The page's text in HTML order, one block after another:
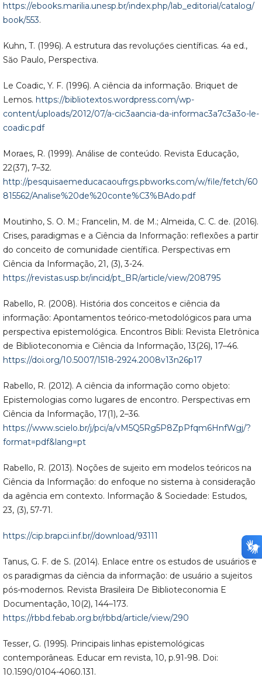
https://ebooks.marilia.unesp.br/index.php/lab_editorial/catalog/
book/553.
Kuhn, T. (1996). A estrutura das revoluçőes científicas. 4a ed.,
Săo Paulo, Perspectiva.
Le Coadic, Y. F. (1996). A ciência da informação. Briquet de
Lemos. https://bibliotextos.wordpress.com/wp-
content/uploads/2012/07/a-cic3aancia-da-informac3a7c3a3o-le-
coadic.pdf
Moraes, R. (1999). Análise de conteúdo. Revista Educação,
22(37), 7–32.
http://pesquisaemeducacaoufrgs.pbworks.com/w/file/fetch/60
815562/Analise%20de%20conte%C3%BAdo.pdf
Moutinho, S. O. M.; Francelin, M. de M.; Almeida, C. C. de. (2016).
Crises, paradigmas e a Ciência da Informação: reflexões a partir
do conceito de comunidade científica. Perspectivas em
Ciência da Informação, 21, (3), 3-24.
https://revistas.usp.br/incid/pt_BR/article/view/208795
Rabello, R. (2008). História dos conceitos e ciência da
informação: Apontamentos teórico-metodológicos para uma
perspectiva epistemológica. Encontros Bibli: Revista Eletrônica
de Biblioteconomia e Ciência da Informação, 13(26), 17–46.
https://doi.org/10.5007/1518-2924.2008v13n26p17
Rabello, R. (2012). A ciência da informação como objeto:
Epistemologias como lugares de encontro. Perspectivas em
Ciência da Informação, 17(1), 2–36.
https://www.scielo.br/j/pci/a/vM5Q5Rg5P8ZpPfqm6HnfWgj/?
format=pdf&lang=pt
Rabello, R. (2013). Noções de sujeito em modelos teóricos na
Ciência da Informação: do enfoque no sistema à consideração
da agência em contexto. Informação & Sociedade: Estudos,
23, (3), 57-71.
https://cip.brapci.inf.br//download/93111
Tanus, G. F. de S. (2014). Enlace entre os estudos de usuários e
os paradigmas da ciência da informação: de usuário a sujeitos
pós-modernos. Revista Brasileira De Biblioteconomia E
Documentação, 10(2), 144–173.
https://rbbd.febab.org.br/rbbd/article/view/290
Tesser, G. (1995). Principais linhas epistemológicas
contemporâneas. Educar em revista, 10, p.91-98. Doi:
10.1590/0104-4060.131.